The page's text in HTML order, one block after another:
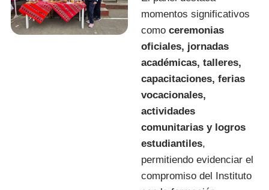
momentos significativos
como ceremonias
oficiales, jornadas
académicas, talleres,
capacitaciones, ferias
vocacionales,
actividades
comunitarias y logros
estudiantiles,
permitiendo evidenciar el
compromiso del Instituto